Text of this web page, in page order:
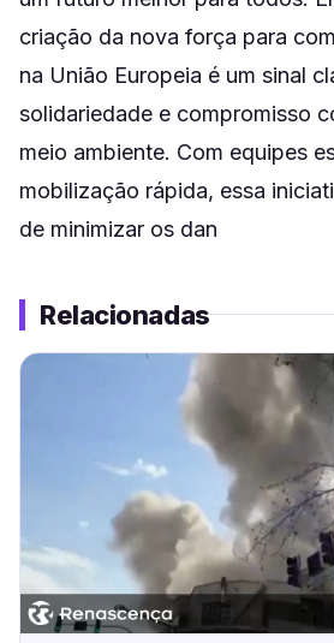
criação da nova força para
na União Europeia é um sinal
solidariedade e compromisso
meio ambiente. Com equipes
mobilização rápida, essa
de minimizar os dan
Relacionadas